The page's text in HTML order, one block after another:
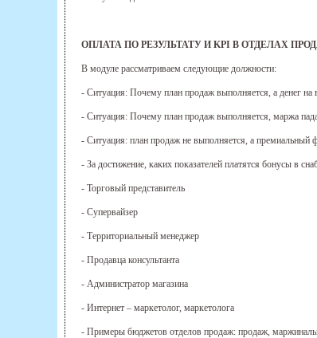
ОПЛАТА ПО РЕЗУЛЬТАТУ И KPI В ОТДЕЛАХ
В модуле рассматриваем следующие должности:
- Ситуация: Почему план продаж выполняется, а денег на
- Ситуация: Почему план продаж выполняется, маржа
- Ситуация: план продаж не выполняется, а премиальный
- За достижение, каких показателей платятся бонусы в
- Торговый представитель
- Супервайзер
- Территориальный менеджер
- Продавца консультанта
- Администратор магазина
- Интернет – маркетолог, маркетолога
- Примеры бюджетов отделов продаж: продаж,